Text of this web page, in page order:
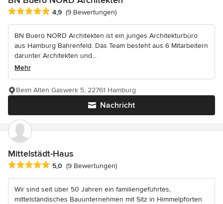
Durchschnittliche Bewertung: 4.9 von 5 Sternen
4,9 (9 Bewertungen)
BN Buero NORD Architekten ist ein junges Architekturbüro
aus Hamburg Bahrenfeld. Das Team besteht aus 6 Mitarbeitern
darunter Architekten und...
Mehr
Nachricht
Beim Alten Gaswerk 5, 22761 Hamburg
Mittelstädt-Haus
Durchschnittliche Bewertung: 5 von 5 Sternen
5,0 (9 Bewertungen)
Wir sind seit über 50 Jahren ein familiengeführtes,
mittelständisches Bauunternehmen mit Sitz in Himmelpforten